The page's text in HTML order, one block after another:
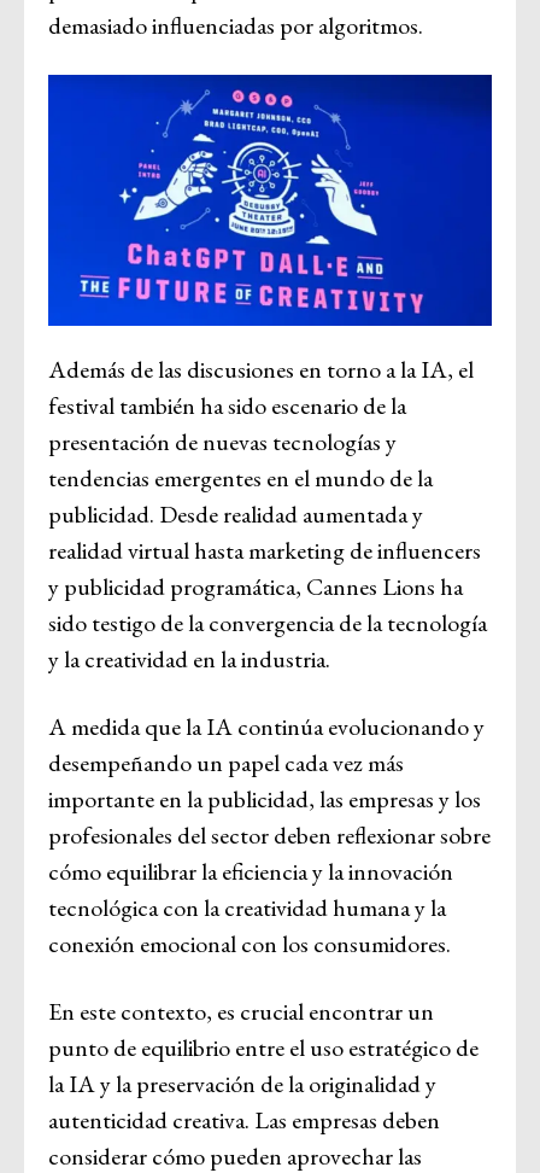
demasiado influenciadas por algoritmos.
Además de las discusiones en torno a la IA, el
festival también ha sido escenario de la
presentación de nuevas tecnologías y
tendencias emergentes en el mundo de la
publicidad. Desde realidad aumentada y
realidad virtual hasta marketing de influencers
y publicidad programática, Cannes Lions ha
sido testigo de la convergencia de la tecnología
y la creatividad en la industria.
A medida que la IA continúa evolucionando y
desempeñando un papel cada vez más
importante en la publicidad, las empresas y los
profesionales del sector deben reflexionar sobre
cómo equilibrar la eficiencia y la innovación
tecnológica con la creatividad humana y la
conexión emocional con los consumidores.
En este contexto, es crucial encontrar un
punto de equilibrio entre el uso estratégico de
la IA y la preservación de la originalidad y
autenticidad creativa. Las empresas deben
considerar cómo pueden aprovechar las